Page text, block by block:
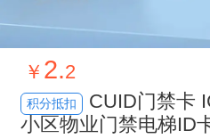
￥ 2.2
积分抵扣
CUID门禁卡
小区物业门禁电梯ID